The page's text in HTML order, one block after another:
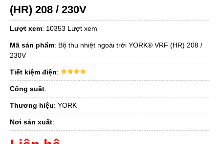
(HR) 208 / 230V
Lượt xem: 10353 Lượt xem
Mã sản phẩm: Bộ thu nhiệt ngoài trời YORK® VRF (HR) 208 /
230V
Tiết kiệm điện:
Công suất:
Thương hiệu: YORK
Nơi sản xuất: